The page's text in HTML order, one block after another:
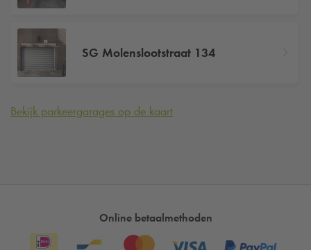
SG Molenslootstraat 134
Bekijk parkeergarages op de kaart
Online betaalmethoden